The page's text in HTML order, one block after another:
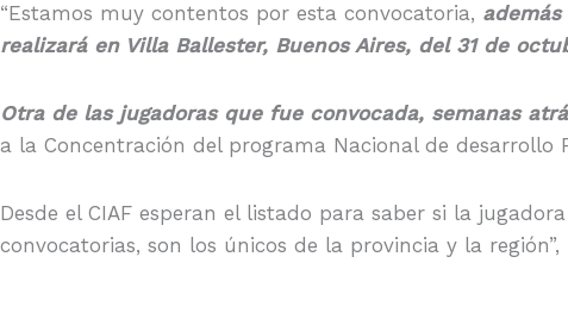
“Estamos muy contentos por esta convocatoria,
realizará en Villa Ballester, Buenos Aires, del 31 de
Otra de las jugadoras que fue convocada, semanas
a la Concentración del programa Nacional de desarrollo
Desde el CIAF esperan el listado para saber si la
convocatorias, son los únicos de la provincia y la